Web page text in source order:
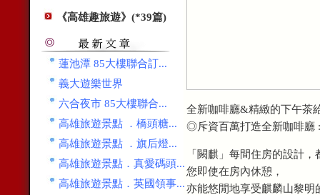
《高雄趣旅遊》(*39篇)
蓮池潭 85大樓聯合訂...
義大遊樂世界
六合夜市 85大樓聯合...
高雄旅遊景點 ．橋頭糖...
高雄旅遊景點 ．旗后燈...
高雄旅遊景點．真愛碼頭...
高雄旅遊景點．英國領事...
全新咖啡廳&精緻的下午茶
◎斥資百萬打造全新咖
「闕麒」每間住房的設計
您即使在房內休憩，
亦能悠閒地享受麒麟山黎明